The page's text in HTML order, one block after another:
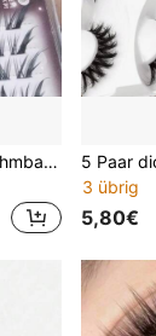
80 Stück klebstofffreie abnehmbare segmentierte einzelne künstliche Wimpernbüschel im Fuchs-Stil, hundinspiriert, natürlicher Look, DIY-Wimpernbüschel für Rollenspiel und täglichen Charme, Einzelwimpern, Kunstwimpern (zufällige Rückseite)
3 übrig
5,80€